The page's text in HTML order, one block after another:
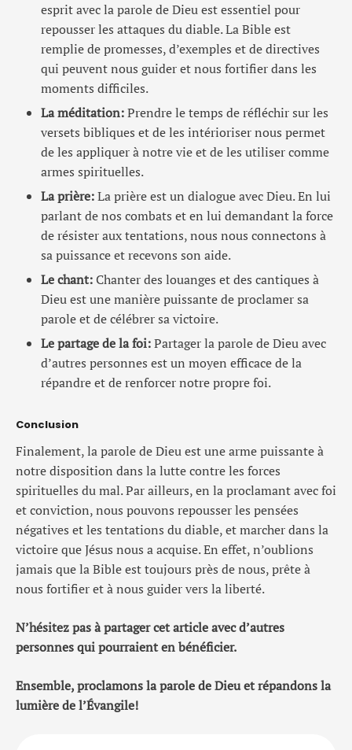
esprit avec la parole de Dieu est essentiel pour
repousser les attaques du diable. La Bible est
remplie de promesses, d’exemples et de directives
qui peuvent nous guider et nous fortifier dans les
moments difficiles.
La méditation:Prendre le temps de réfléchir sur les
versets bibliques et de les intérioriser nous permet
de les appliquer à notre vie et de les utiliser comme
armes spirituelles.
La prière:La prière est un dialogue avec Dieu. En lui
parlant de nos combats et en lui demandant la force
de résister aux tentations, nous nous connectons à
sa puissance et recevons son aide.
Le chant:Chanter des louanges et des cantiques à
Dieu est une manière puissante de proclamer sa
parole et de célébrer sa victoire.
Le partage de la foi:Partager la parole de Dieu avec
d’autres personnes est un moyen efficace de la
répandre et de renforcer notre propre foi.
Conclusion
Finalement, la parole de Dieu est une arme puissante à
notre disposition dans la lutte contre les forces
spirituelles du mal. Par ailleurs, en la proclamant avec foi
et conviction, nous pouvons repousser les pensées
négatives et les tentations du diable, et marcher dans la
victoire que Jésus nous a acquise. En effet, n’oublions
jamais que la Bible est toujours près de nous, prête à
nous fortifier et à nous guider vers la liberté.
N’hésitez pas à partager cet article avec d’autres
personnes qui pourraient en bénéficier.
Ensemble, proclamons la parole de Dieu et répandons la
lumière de l’Évangile!